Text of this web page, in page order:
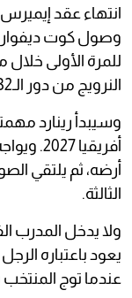
انتهاء عقد إيميرس
وصول كوت ديفوار
للمرة الأولى خلال
النرويج من دور الـ32.
وسيبدأ رينارد
أرضه، ثم يلتقي
الثالثة.
ولا يدخل المدرب
عندما توج المنتخب